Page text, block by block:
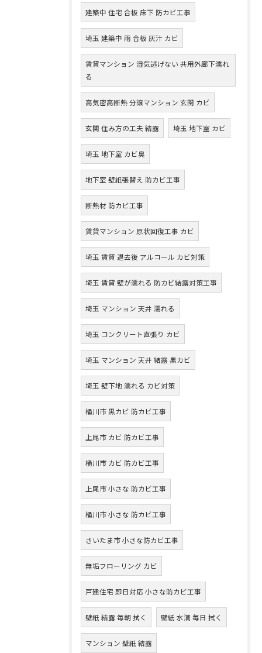
建築中 住宅 合板 床下 防カビ工事
埼玉 建築中 雨 合板 灰汁 カビ
賃貸マンション 湿気逃げない 共用外廊下濡れ
る
高気密高断熱 分譲マンション 玄関 カビ
玄関 住み方の工夫 結露 埼玉 地下室 カビ
埼玉 地下室 カビ臭
地下室 壁紙張替え 防カビ工事
断熱材 防カビ工事
賃貸マンション 原状回復工事 カビ
埼玉 賃貸 退去後 アルコール カビ対策
埼玉 賃貸 壁が濡れる 防カビ結露対策工事
埼玉 マンション 天井 濡れる
埼玉 コンクリート直張り カビ
埼玉 マンション 天井 結露 黒カビ
埼玉 壁下地 濡れる カビ対策
桶川市 黒カビ 防カビ工事
上尾市 カビ 防カビ工事
桶川市 カビ 防カビ工事
上尾市 小さな 防カビ工事
桶川市 小さな 防カビ工事
さいたま市 小さな防カビ工事
無垢フローリング カビ
戸建住宅 即日対応 小さな防カビ工事
壁紙 結露 毎朝 拭く 壁紙 水滴 毎日 拭く
マンション 壁紙 結露